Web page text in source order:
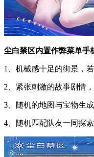
尘白禁区内置作弊菜单手
1、机械感十足的街景，
2、紧张刺激的故事剧情
3、随机的地图与宝物生
4、随机匹配队友一同探